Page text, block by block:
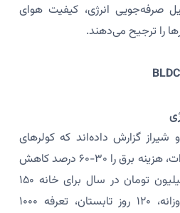
صرفه‌جویی انرژی، کیفیت هوای
را ترجیح می‌دهند.
گزارش داده‌اند که کولرهای
BLDC با مصرف ۲۰۰-۴۰۰ وات، هزینه برق را ۳۰-۶۰ درصد کاهش
داده‌اند (صرفه‌جویی ۱-۵ میلیون تومان در سال برای خانه ۱۵۰
مترمربعی، ۸ ساعت کار روزانه، ۱۲۰ روز تابستان، تعرفه ۱۰۰۰